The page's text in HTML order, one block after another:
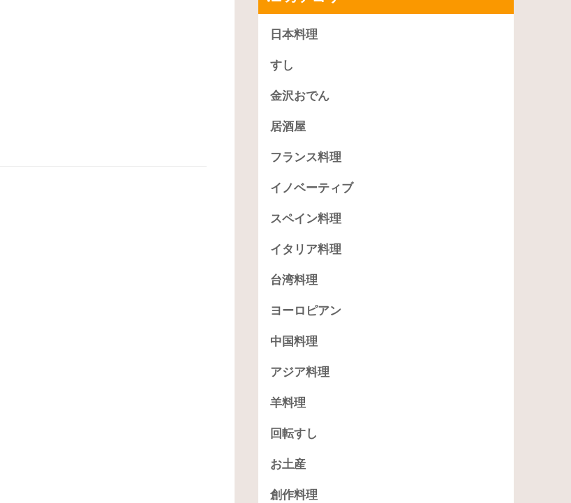
日本料理
すし
金沢おでん
居酒屋
フランス料理
イノベーティブ
スペイン料理
イタリア料理
台湾料理
ヨーロピアン
中国料理
アジア料理
羊料理
回転すし
お土産
創作料理